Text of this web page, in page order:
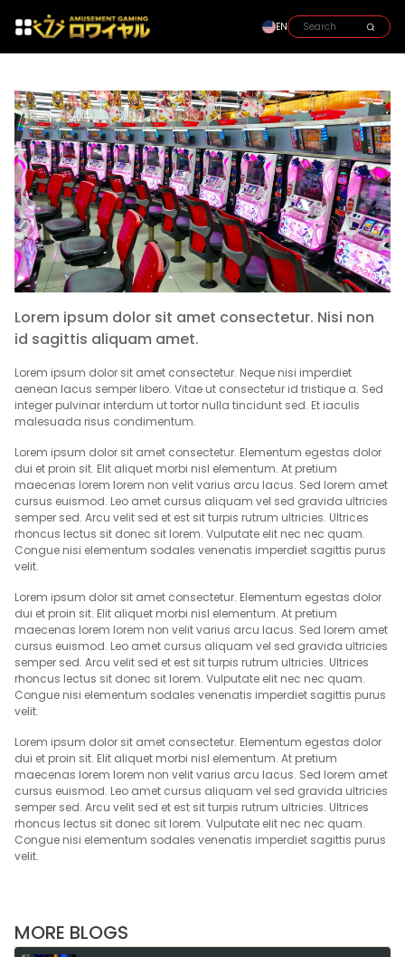
EN
Lorem ipsum dolor sit amet consectetur. Nisi non
id sagittis aliquam amet.
Lorem ipsum dolor sit amet consectetur. Neque nisi imperdiet
aenean lacus semper libero. Vitae ut consectetur id tristique a. Sed
integer pulvinar interdum ut tortor nulla tincidunt sed. Et iaculis
malesuada risus condimentum.
Lorem ipsum dolor sit amet consectetur. Elementum egestas dolor
dui et proin sit. Elit aliquet morbi nisl elementum. At pretium
maecenas lorem lorem non velit varius arcu lacus. Sed lorem amet
cursus euismod. Leo amet cursus aliquam vel sed gravida ultricies
semper sed. Arcu velit sed et est sit turpis rutrum ultricies. Ultrices
rhoncus lectus sit donec sit lorem. Vulputate elit nec nec quam.
Congue nisi elementum sodales venenatis imperdiet sagittis purus
velit.
Lorem ipsum dolor sit amet consectetur. Elementum egestas dolor
dui et proin sit. Elit aliquet morbi nisl elementum. At pretium
maecenas lorem lorem non velit varius arcu lacus. Sed lorem amet
cursus euismod. Leo amet cursus aliquam vel sed gravida ultricies
semper sed. Arcu velit sed et est sit turpis rutrum ultricies. Ultrices
rhoncus lectus sit donec sit lorem. Vulputate elit nec nec quam.
Congue nisi elementum sodales venenatis imperdiet sagittis purus
velit.
Lorem ipsum dolor sit amet consectetur. Elementum egestas dolor
dui et proin sit. Elit aliquet morbi nisl elementum. At pretium
maecenas lorem lorem non velit varius arcu lacus. Sed lorem amet
cursus euismod. Leo amet cursus aliquam vel sed gravida ultricies
semper sed. Arcu velit sed et est sit turpis rutrum ultricies. Ultrices
rhoncus lectus sit donec sit lorem. Vulputate elit nec nec quam.
Congue nisi elementum sodales venenatis imperdiet sagittis purus
velit.
MORE BLOGS